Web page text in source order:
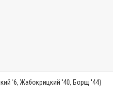
'6, Жабокрицкий '40, Борщ '44)